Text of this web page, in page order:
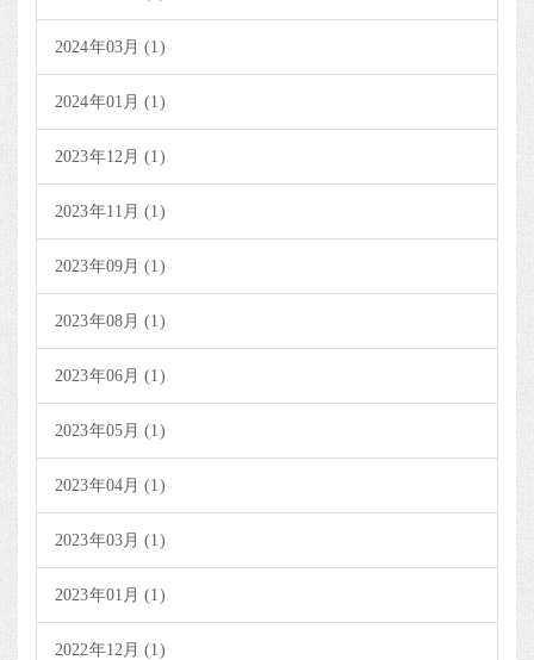
2024年03月 (1)
2024年01月 (1)
2023年12月 (1)
2023年11月 (1)
2023年09月 (1)
2023年08月 (1)
2023年06月 (1)
2023年05月 (1)
2023年04月 (1)
2023年03月 (1)
2023年01月 (1)
2022年12月 (1)